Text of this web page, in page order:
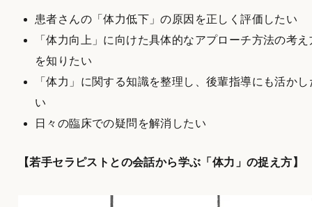
患者さんの「体力低下」の原因を正しく評価したい
「体力向上」に向けた具体的なアプローチ方法の考え
を知りたい
「体力」に関する知識を整理し、後輩指導にも活かし
い
日々の臨床での疑問を解消したい
【若手セラピストとの会話から学ぶ「体力」の捉え方】